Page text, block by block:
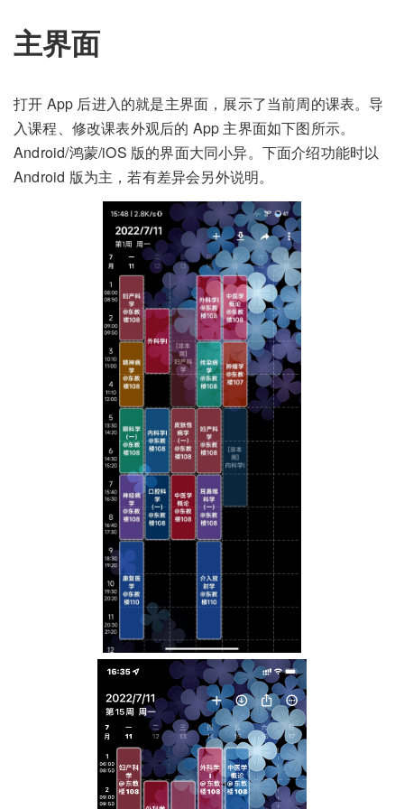
主界面
打开 App 后进入的就是主界面，展示了当前周的课表。导
入课程、修改课表外观后的 App 主界面如下图所示。
Android/鸿蒙/iOS 版的界面大同小异。下面介绍功能时以
Android 版为主，若有差异会另外说明。